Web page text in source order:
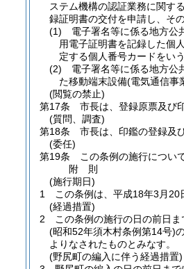
ステム機構の認証業務に関す
録証明書の交付を申請し、そ
(1)
電子署名等に係る地方公
用電子証明書を記録した個
定する個人番号カードをい
(2)
電子署名等に係る地方公
た移動端末設備(電気通信事
(閲覧の禁止)
第17条
市長は、登録原票及び
(質問、調査)
第18条
市長は、印鑑の登録及
(委任)
第19条
この条例の施行につい
附 則
(施行期日)
1
この条例は、平成18年3月20
(経過措置)
2
この条例の施行の日の前日
(昭和52年須木村条例第14号)
よりなされたものとみなす。
(野尻町の編入に伴う経過措置)